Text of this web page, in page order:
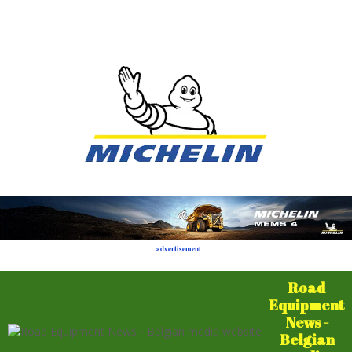
advertisement
Road
Equipment
News -
Belgian